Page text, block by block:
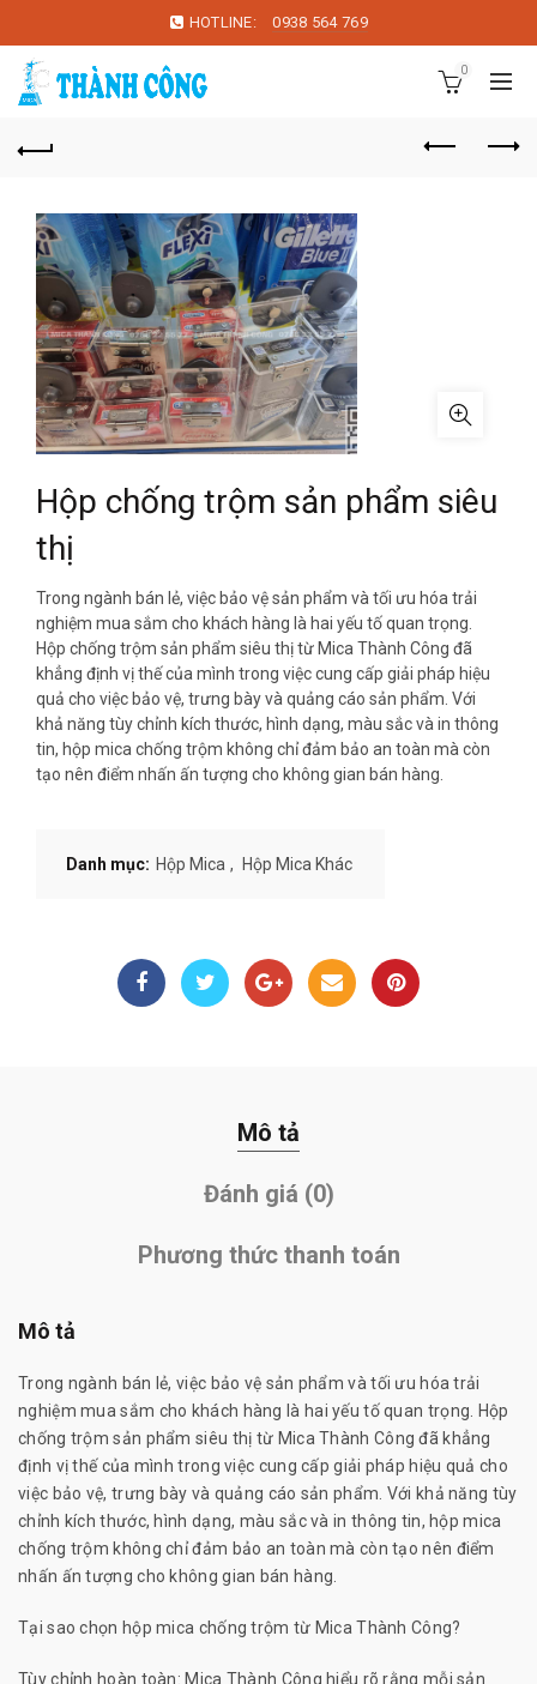
HOTLINE: 0938 564 769
0
Hộp chống trộm sản phẩm siêu
thị
Trong ngành bán lẻ, việc bảo vệ sản phẩm và tối ưu hóa trải
nghiệm mua sắm cho khách hàng là hai yếu tố quan trọng.
Hộp chống trộm sản phẩm siêu thị từ Mica Thành Công đã
khẳng định vị thế của mình trong việc cung cấp giải pháp hiệu
quả cho việc bảo vệ, trưng bày và quảng cáo sản phẩm. Với
khả năng tùy chỉnh kích thước, hình dạng, màu sắc và in thông
tin, hộp mica chống trộm không chỉ đảm bảo an toàn mà còn
tạo nên điểm nhấn ấn tượng cho không gian bán hàng.
Danh mục: Hộp Mica , Hộp Mica Khác
Mô tả
Đánh giá (0)
Phương thức thanh toán
Mô tả
Trong ngành bán lẻ, việc bảo vệ sản phẩm và tối ưu hóa trải
nghiệm mua sắm cho khách hàng là hai yếu tố quan trọng. Hộp
chống trộm sản phẩm siêu thị từ Mica Thành Công đã khẳng
định vị thế của mình trong việc cung cấp giải pháp hiệu quả cho
việc bảo vệ, trưng bày và quảng cáo sản phẩm. Với khả năng tùy
chỉnh kích thước, hình dạng, màu sắc và in thông tin, hộp mica
chống trộm không chỉ đảm bảo an toàn mà còn tạo nên điểm
nhấn ấn tượng cho không gian bán hàng.
Tại sao chọn hộp mica chống trộm từ Mica Thành Công?
Tùy chỉnh hoàn toàn: Mica Thành Công hiểu rõ rằng mỗi sản